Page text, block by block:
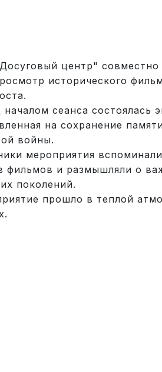
центр" совместно
исторического
сеанса состоялась
на сохранение
войны.
мероприятия
фильмов и размышляли о
поколений.
прошло в теплой